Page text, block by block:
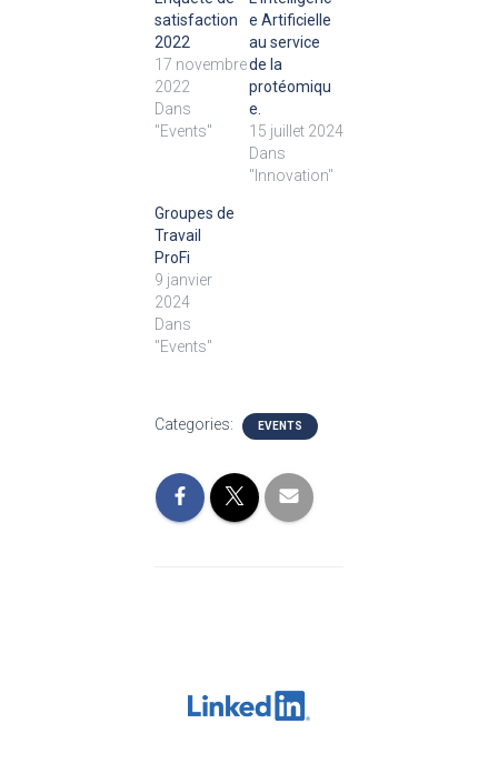
satisfaction
2022
17 novembre
2022
Dans
"Events"
e Artificielle
au service
de la
protéomiqu
e.
15 juillet 2024
Dans
"Innovation"
Groupes de
Travail
ProFi
9 janvier
2024
Dans
"Events"
Categories: EVENTS